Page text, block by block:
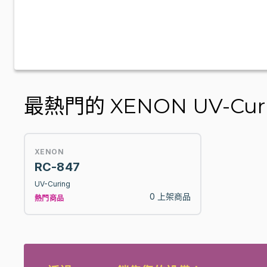
最熱門的 XENON UV-
XENON
RC-847
UV-Curing
熱門商品
0 上架商品